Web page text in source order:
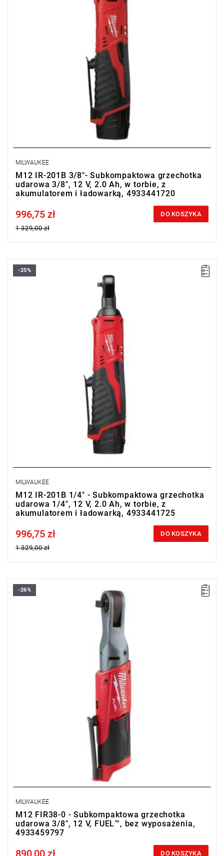
• Pojemność akumulatora: 2.0 Ah
• Ładowarka w zestawie: 40 min
• Waga z akumulatorem: 0,9 kg
MILWAUKEE
M12 IR-201B 3/8"- Subkompaktowa grzechotka
udarowa 3/8", 12 V, 2.0 Ah, w torbie, z
akumulatorem i ładowarką, 4933441720
Price tax included
996,75 zł
1 329,00 zł
DO KOSZYKA
• Napięcie: 12 V
• Prędkość bez obciążenia: 0-250 obr/min
• Maks. moment obrotowy: 40 Nm
• Uchwyt narzędzia: 1/4" kwadratowy
• Poziom ciśnienia akustycznego: 72 dB(A)
• Pojemność akumulatora: 2.0 Ah
• Ładowarka w zestawie: 40 min
• Obwód rękojeści: 45 mm
• Waga z akumulatorem: 0,9 kg
-25%
MILWAUKEE
M12 IR-201B 1/4" - Subkompaktowa grzechotka
udarowa 1/4", 12 V, 2.0 Ah, w torbie, z
akumulatorem i ładowarką, 4933441725
Price tax included
996,75 zł
1 329,00 zł
DO KOSZYKA
Wyprzedaż z magazynu. Pozostały 2 sztuki w promocji.
• Prędkość bez obciążenia: 0-200 obr/min
• Maks. moment obrotowy: 75 Nm
• Uchwyt narzędzia: 3/8" kwadratowy
• Waga z akumulatorem: 1,4 kg
-26%
MILWAUKEE
M12 FIR38-0 - Subkompaktowa grzechotka
udarowa 3/8", 12 V, FUEL™, bez wyposażenia,
4933459797
Price tax included
890,00 zł DO KOSZYKA